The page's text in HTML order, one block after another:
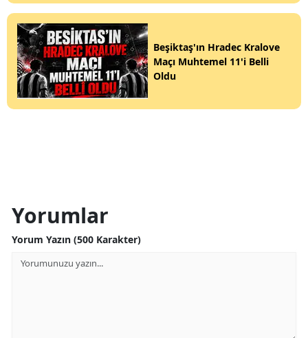
Beşiktaş'ın Hradec Kralove
Maçı Muhtemel 11'i Belli
Oldu
Yorumlar
Yorum Yazın (500 Karakter)